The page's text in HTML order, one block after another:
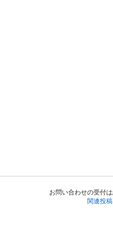
お問い合わせの受付
関連投